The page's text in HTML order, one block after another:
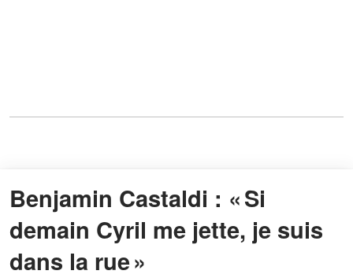
Benjamin Castaldi : « Si
demain Cyril me jette, je suis
dans la rue »